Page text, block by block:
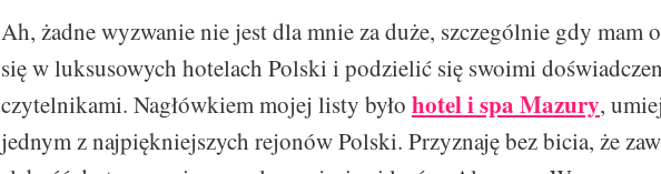
Ah, żadne wyzwanie nie jest dla mnie za duże, szczególnie gdy mam
się w luksusowych hotelach Polski i podzielić się swoimi
czytelnikami. Nagłówkiem mojej listy było hotel i spa Mazury,
jednym z najpiękniejszych rejonów Polski. Przyznaję bez bicia, że